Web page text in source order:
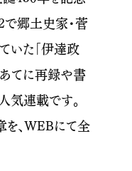
郷土史家・菅
いた「伊達政
あてに再録や書
気連載です。
、WEBにて全